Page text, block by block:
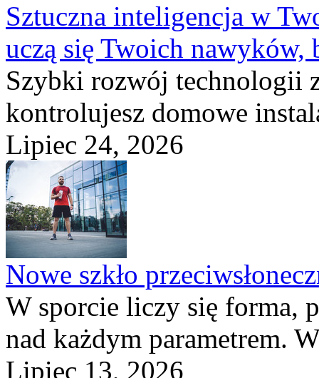
Sztuczna inteligencja w
uczą się Twoich nawyków,
Szybki rozwój technologii
kontrolujesz domowe
Lipiec 24, 2026
Nowe szkło
W sporcie liczy się forma,
nad każdym parametrem.
Lipiec 13, 2026